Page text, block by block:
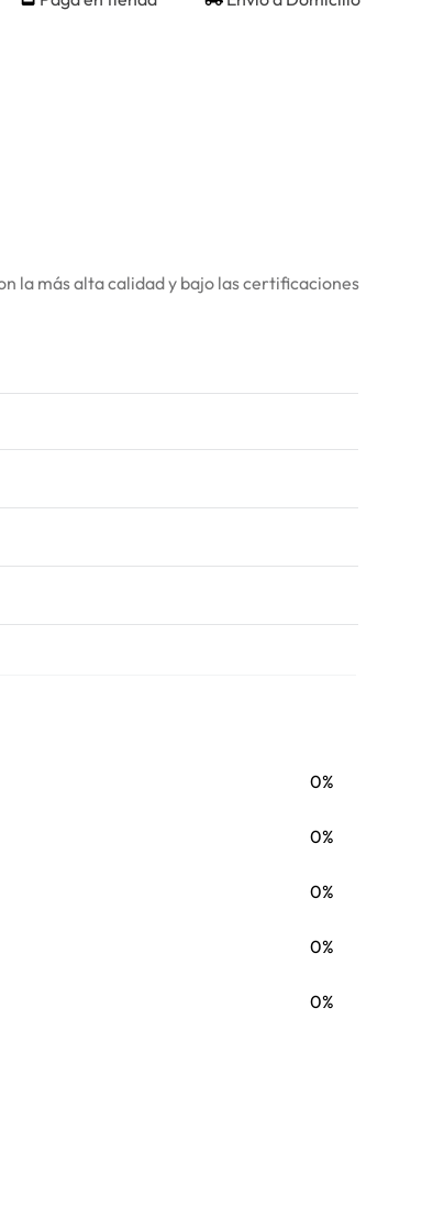
la más alta calidad y bajo las certificaciones
0%
0%
0%
0%
0%